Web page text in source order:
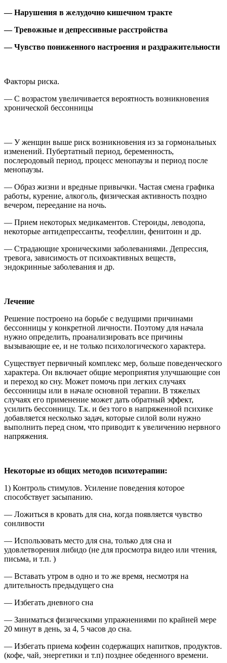
— Нарушения в желудочно кишечном тракте
— Тревожные и депрессивные расстройства
— Чувство пониженного настроения и раздражительности
Факторы риска.
— С возрастом увеличивается вероятность возникновения
хронической бессонницы
— У женщин выше риск возникновения из за гормональных
изменений. Пубертатный период, беременность,
послеродовый период, процесс менопаузы и период после
менопаузы.
— Образ жизни и вредные привычки. Частая смена графика
работы, курение, алкоголь, физическая активность поздно
вечером, переедание на ночь.
— Прием некоторых медикаментов. Стероиды, леводопа,
некоторые антидепрессанты, теофеллин, фенитоин и др.
— Страдающие хроническими заболеваниями. Депрессия,
тревога, зависимость от психоактивных веществ,
эндокринные заболевания и др.
Лечение
Решение построено на борьбе с ведущими причинами
бессонницы у конкретной личности. Поэтому для начала
нужно определить, проанализировать все причины
вызывающие ее, и не только психологического характера.
Существует первичный комплекс мер, больше поведенческого
характера. Он включает общие мероприятия улучшающие сон
и переход ко сну. Может помочь при легких случаях
бессонницы или в начале основной терапии. В тяжелых
случаях его применение может дать обратный эффект,
усилить бессонницу. Т.к. и без того в напряженной психике
добавляется несколько задач, которые силой воли нужно
выполнить перед сном, что приводит к увеличению нервного
напряжения.
Некоторые из общих методов психотерапии:
1) Контроль стимулов. Усиление поведения которое
способствует засыпанию.
— Ложиться в кровать для сна, когда появляется чувство
сонливости
— Использовать место для сна, только для сна и
удовлетворения либидо (не для просмотра видео или чтения,
письма, и т.п. )
— Вставать утром в одно и то же время, несмотря на
длительность предыдущего сна
— Избегать дневного сна
— Заниматься физическими упражнениями по крайней мере
20 минут в день, за 4, 5 часов до сна.
— Избегать приема кофеин содержащих напитков, продуктов.
(кофе, чай, энергетики и т.п) позднее обеденного времени.